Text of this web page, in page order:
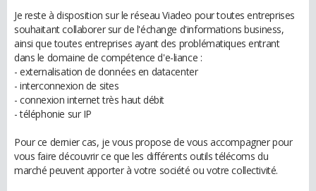
Je reste à disposition sur le réseau Viadeo pour toutes entreprises
souhaitant collaborer sur de l'échange d'informations business,
ainsi que toutes entreprises ayant des problématiques entrant
dans le domaine de compétence d'e-liance :
- externalisation de données en datacenter
- interconnexion de sites
- connexion internet très haut débit
- téléphonie sur IP
Pour ce dernier cas, je vous propose de vous accompagner pour
vous faire découvrir ce que les différents outils télécoms du
marché peuvent apporter à votre société ou votre collectivité.